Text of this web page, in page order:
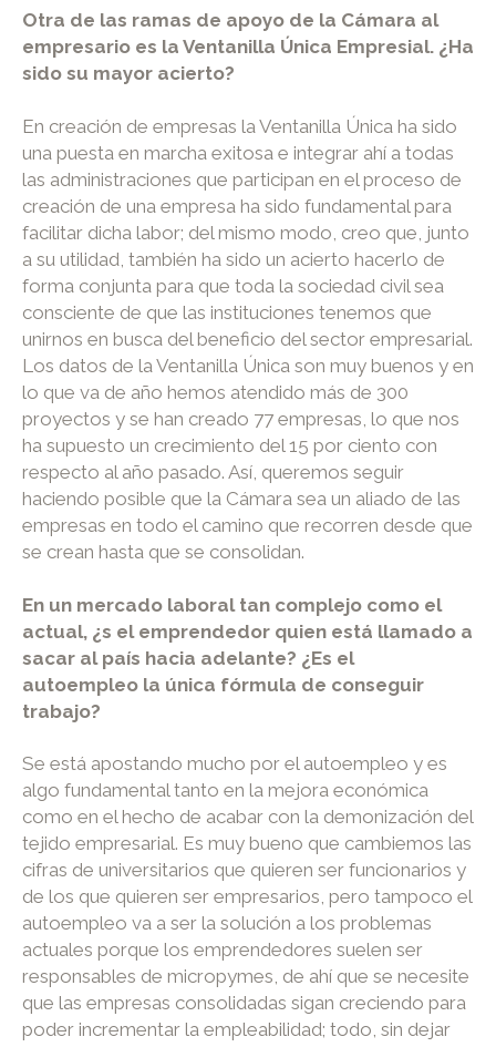
Otra de las ramas de apoyo de la Cámara al
empresario es la Ventanilla Única Empresial. ¿Ha
sido su mayor acierto?
En creación de empresas la Ventanilla Única ha sido
una puesta en marcha exitosa e integrar ahí a todas
las administraciones que participan en el proceso de
creación de una empresa ha sido fundamental para
facilitar dicha labor; del mismo modo, creo que, junto
a su utilidad, también ha sido un acierto hacerlo de
forma conjunta para que toda la sociedad civil sea
consciente de que las instituciones tenemos que
unirnos en busca del beneficio del sector empresarial.
Los datos de la Ventanilla Única son muy buenos y en
lo que va de año hemos atendido más de 300
proyectos y se han creado 77 empresas, lo que nos
ha supuesto un crecimiento del 15 por ciento con
respecto al año pasado. Así, queremos seguir
haciendo posible que la Cámara sea un aliado de las
empresas en todo el camino que recorren desde que
se crean hasta que se consolidan.
En un mercado laboral tan complejo como el
actual, ¿s el emprendedor quien está llamado a
sacar al país hacia adelante? ¿Es el
autoempleo la única fórmula de conseguir
trabajo?
Se está apostando mucho por el autoempleo y es
algo fundamental tanto en la mejora económica
como en el hecho de acabar con la demonización del
tejido empresarial. Es muy bueno que cambiemos las
cifras de universitarios que quieren ser funcionarios y
de los que quieren ser empresarios, pero tampoco el
autoempleo va a ser la solución a los problemas
actuales porque los emprendedores suelen ser
responsables de micropymes, de ahí que se necesite
que las empresas consolidadas sigan creciendo para
poder incrementar la empleabilidad; todo, sin dejar